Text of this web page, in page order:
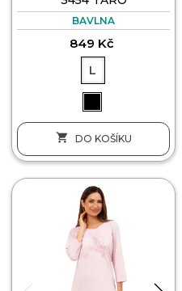
BAVLNA
849 Kč
L
 DO KOŠÍKU